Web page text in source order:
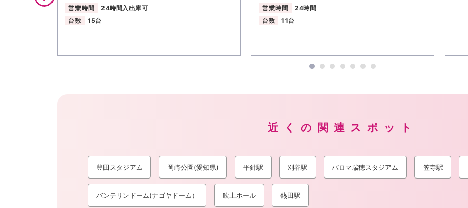
営業時間
24時間入出庫可
台数
15台
営業時間
24時間
台数
11台
近くの関連スポット
豊田スタジアム 岡崎公園(愛知県) 平針駅 刈谷駅 パロマ瑞穂スタジアム 笠寺駅
バンテリンドーム(ナゴヤドーム） 吹上ホール 熱田駅